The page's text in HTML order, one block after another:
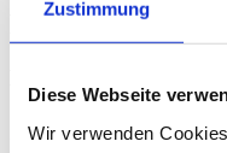
Zustimmung
Diese Webseite
Wir verwenden
REGIE
KINOTICKET